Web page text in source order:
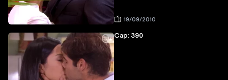
19/09/2010
Cap: 390